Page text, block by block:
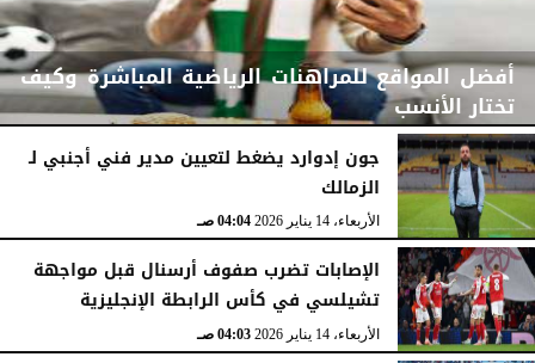
أفضل المواقع للمراهنات الرياضية المباشرة وكيف
تختار الأنسب
الثلاثاء، 31 مارس 2026 04:47 صـ
جون إدوارد يضغط لتعيين مدير فني أجنبي لـ
الزمالك
الأربعاء، 14 يناير 2026 04:04 صـ
الإصابات تضرب صفوف أرسنال قبل مواجهة
تشيلسي في كأس الرابطة الإنجليزية
الأربعاء، 14 يناير 2026 04:03 صـ